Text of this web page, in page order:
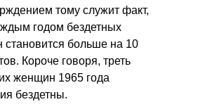
тому служит факт,
годом бездетных
больше на 10
Короче говоря, треть
женщин 1965 года
бездетны.